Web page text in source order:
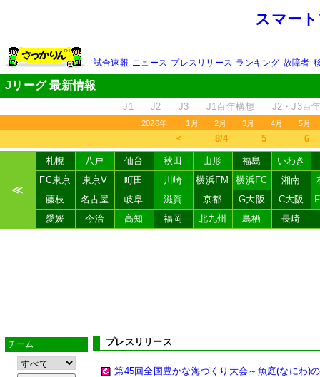
スマー
試合速報 ニュース プレスリリース ランキング 故障者
Jリーグ 最新情報
J1 J2 J3 J1百年構想 J2・J3百
2026年 1月 2月 3月 4月 5月
＜ 8/4 5 6
≪
札幌 八戸 仙台 秋田 山形 福島
いわき
FC東京
東京V 町田 川崎 横浜FM 横浜FC 湘南
藤枝
名古屋 岐阜 滋賀 京都 G大阪 C大阪
愛媛
今治 高知 福岡 北九州 鳥栖 長崎
チーム プレスリリース
第45回全国豊かな海づくり大会～魚庭(なにわ)